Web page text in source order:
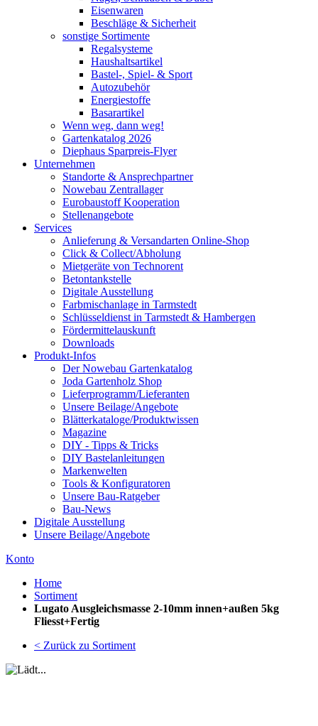
Eisenwaren
Beschläge & Sicherheit
sonstige Sortimente
Regalsysteme
Haushaltsartikel
Bastel-, Spiel- & Sport
Autozubehör
Energiestoffe
Basarartikel
Wenn weg, dann weg!
Gartenkatalog 2026
Diephaus Sparpreis-Flyer
Unternehmen
Standorte & Ansprechpartner
Nowebau Zentrallager
Eurobaustoff Kooperation
Stellenangebote
Services
Anlieferung & Versandarten Online-Shop
Click & Collect/Abholung
Mietgeräte von Technorent
Betontankstelle
Digitale Ausstellung
Farbmischanlage in Tarmstedt
Schlüsseldienst in Tarmstedt & Hambergen
Fördermittelauskunft
Downloads
Produkt-Infos
Der Nowebau Gartenkatalog
Joda Gartenholz Shop
Lieferprogramm/Lieferanten
Unsere Beilage/Angebote
Blätterkataloge/Produktwissen
Magazine
DIY - Tipps & Tricks
DIY Bastelanleitungen
Markenwelten
Tools & Konfiguratoren
Unsere Bau-Ratgeber
Bau-News
Digitale Ausstellung
Unsere Beilage/Angebote
Konto
Home
Sortiment
Lugato Ausgleichsmasse 2-10mm innen+außen 5kg
Fliesst+Fertig
< Zurück zu Sortiment